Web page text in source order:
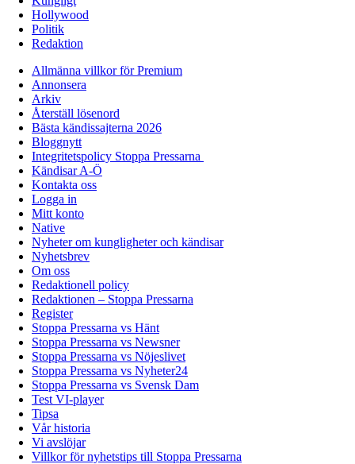
Hollywood
Politik
Redaktion
Allmänna villkor för Premium
Annonsera
Arkiv
Återställ lösenord
Bästa kändissajterna 2026
Bloggnytt
Integritetspolicy Stoppa Pressarna
Kändisar A-Ö
Kontakta oss
Logga in
Mitt konto
Native
Nyheter om kungligheter och kändisar
Nyhetsbrev
Om oss
Redaktionell policy
Redaktionen – Stoppa Pressarna
Register
Stoppa Pressarna vs Hänt
Stoppa Pressarna vs Newsner
Stoppa Pressarna vs Nöjeslivet
Stoppa Pressarna vs Nyheter24
Stoppa Pressarna vs Svensk Dam
Test VI-player
Tipsa
Vår historia
Vi avslöjar
Villkor för nyhetstips till Stoppa Pressarna